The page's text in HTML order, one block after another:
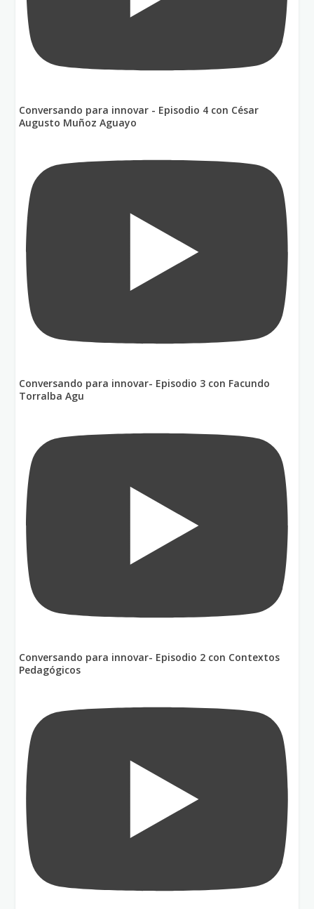
Conversando para innovar - Episodio 4 con César
Augusto Muñoz Aguayo
Conversando para innovar- Episodio 3 con Facundo
Torralba Agu
Conversando para innovar- Episodio 2 con Contextos
Pedagógicos